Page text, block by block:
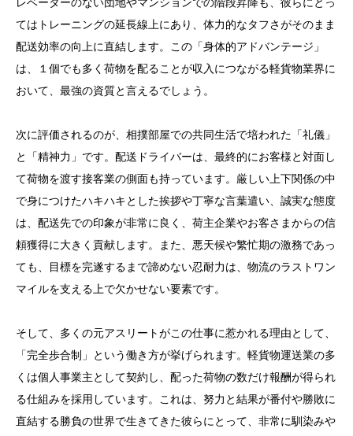
レベーターのない団地やマンションでの階段昇降も、彼らにとっ
てはトレーニングの延長線上にあり、体力的なタフさがそのまま
配送効率の向上に直結します。この「身体的アドバンテージ」
は、１個でも多く荷物を配ることが収入につながる軽貨物業界に
おいて、最強の資質と言えるでしょう。
次に評価されるのが、相撲部屋での共同生活で培われた「礼儀」
と「精神力」です。配送ドライバーは、最終的にお客様と対面し
て荷物を渡す接客業の側面も持っています。厳しい上下関係の中
で身につけたハキハキとした挨拶や丁寧な言葉遣い、誠実な態度
は、配送先での印象が非常に良く、荷主企業やお客さまからの信
頼獲得に大きく貢献します。また、悪天候や繁忙期の激務であっ
ても、目標を完遂するまで諦めない忍耐力は、物流のラストワン
マイルを支える上で欠かせない要素です。
そして、多くの元アスリートがこの仕事に惹かれる理由として、
「完全歩合制」という働き方が挙げられます。軽貨物運送業の多
くは個人事業主として契約し、配った荷物の数だけ報酬が得られ
る仕組みを採用しています。これは、努力と結果が番付や勝敗に
直結する勝負の世界で生きてきた彼らにとって、非常に馴染みや